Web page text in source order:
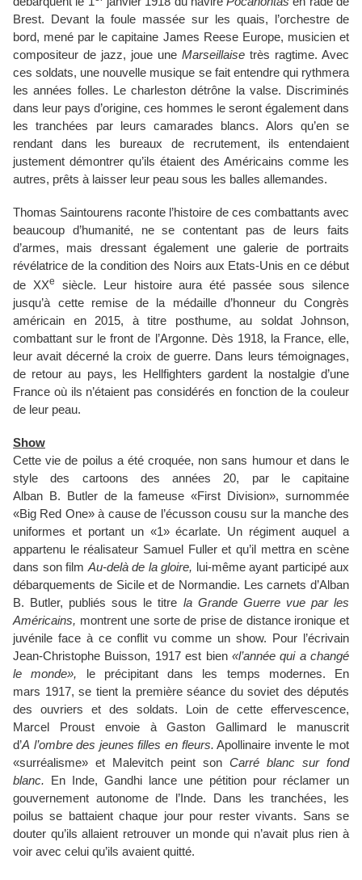
Brest. Devant la foule massée sur les quais, l’orchestre de
bord, mené par le capitaine James Reese Europe, musicien et
compositeur de jazz, joue une Marseillaise très ragtime. Avec
ces soldats, une nouvelle musique se fait entendre qui rythmera
les années folles. Le charleston détrône la valse. Discriminés
dans leur pays d’origine, ces hommes le seront également dans
les tranchées par leurs camarades blancs. Alors qu’en se
rendant dans les bureaux de recrutement, ils entendaient
justement démontrer qu’ils étaient des Américains comme les
autres, prêts à laisser leur peau sous les balles allemandes.
Thomas Saintourens raconte l’histoire de ces combattants avec
beaucoup d’humanité, ne se contentant pas de leurs faits
d’armes, mais dressant également une galerie de portraits
révélatrice de la condition des Noirs aux Etats-Unis en ce début
de XXe
siècle. Leur histoire aura été passée sous silence
jusqu’à cette remise de la médaille d’honneur du Congrès
américain en 2015, à titre posthume, au soldat Johnson,
combattant sur le front de l’Argonne. Dès 1918, la France, elle,
leur avait décerné la croix de guerre. Dans leurs témoignages,
de retour au pays, les Hellfighters gardent la nostalgie d’une
France où ils n’étaient pas considérés en fonction de la couleur
de leur peau.
Show
Cette vie de poilus a été croquée, non sans humour et dans le
style des cartoons des années 20, par le capitaine
Alban B. Butler de la fameuse «First Division», surnommée
«Big Red One» à cause de l’écusson cousu sur la manche des
uniformes et portant un «1» écarlate. Un régiment auquel a
appartenu le réalisateur Samuel Fuller et qu’il mettra en scène
dans son film Au-delà de la gloire, lui-même ayant participé aux
débarquements de Sicile et de Normandie. Les carnets d’Alban
B. Butler, publiés sous le titre la Grande Guerre vue par les
Américains, montrent une sorte de prise de distance ironique et
juvénile face à ce conflit vu comme un show. Pour l’écrivain
Jean-Christophe Buisson, 1917 est bien «l’année qui a changé
le monde», le précipitant dans les temps modernes. En
mars 1917, se tient la première séance du soviet des députés
des ouvriers et des soldats. Loin de cette effervescence,
Marcel Proust envoie à Gaston Gallimard le manuscrit
d’A l’ombre des jeunes filles en fleurs. Apollinaire invente le mot
«surréalisme» et Malevitch peint son Carré blanc sur fond
blanc. En Inde, Gandhi lance une pétition pour réclamer un
gouvernement autonome de l’Inde. Dans les tranchées, les
poilus se battaient chaque jour pour rester vivants. Sans se
douter qu’ils allaient retrouver un monde qui n’avait plus rien à
voir avec celui qu’ils avaient quitté.